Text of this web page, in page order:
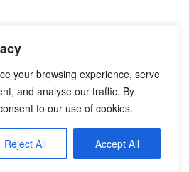
your browsing experience, serve
and analyse our traffic. By
to our use of cookies.
Reject All Accept All
mayores de 65 años
Campañas